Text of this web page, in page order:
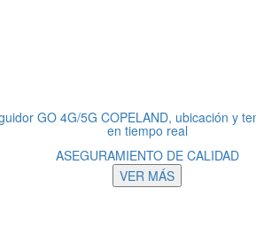
GO 4G/5G COPELAND, ubicación y
en tiempo real
ASEGURAMIENTO DE CALIDAD
VER MÁS